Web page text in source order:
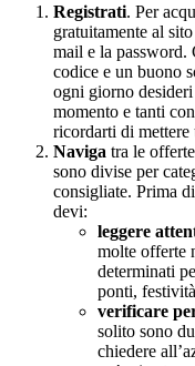
Registrati. Per
gratuitamente al
mail e la password.
codice e un buono
ogni giorno
momento e tanti
ricordarti di mettere
Naviga tra le
sono divise per
consigliate. Prima
devi:
leggere
molte offerte
determinati
ponti,
verificare
solito sono
chiedere